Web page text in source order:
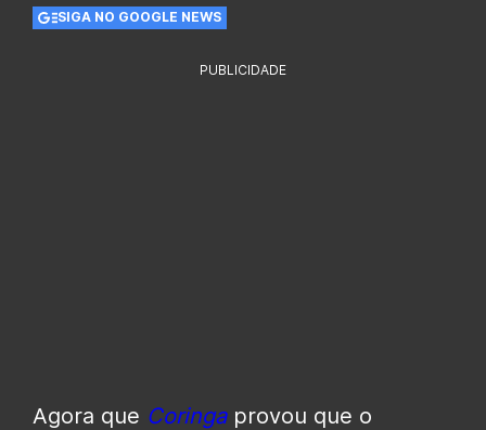
SIGA NO GOOGLE NEWS
PUBLICIDADE
Agora que Coringaprovou que o